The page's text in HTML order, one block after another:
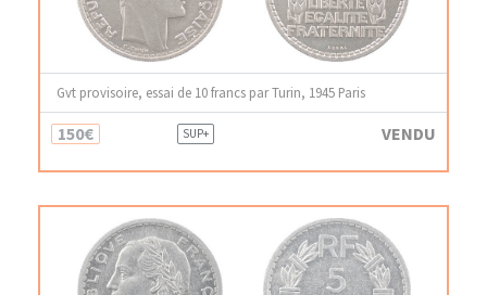
Gvt provisoire, essai de 10 francs par Turin, 1945 Paris
150€ SUP+ VENDU